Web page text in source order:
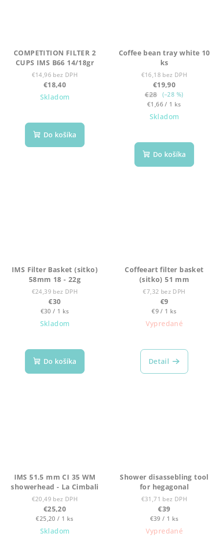
COMPETITION FILTER 2
CUPS IMS B66 14/18gr
€14,96 bez DPH
€18,40
Skladom
Do košíka
Coffee bean tray white 10
ks
€16,18 bez DPH
€19,90
€28
(–28 %)
Jednotková
cena:
€1,66 / 1 ks
Skladom
Do košíka
IMS Filter Basket (sitko)
58mm 18 - 22g
€24,39 bez DPH
€30
Jednotková
cena:
€30 / 1 ks
Skladom
hodnotenie
produktu
Do košíka
Coffeeart filter basket
(sitko) 51 mm
€7,32 bez DPH
€9
Jednotková
cena:
€9 / 1 ks
Vypredané
hodnotenie
produktu
Detail
IMS 51.5 mm CI 35 WM
showerhead - La Cimbali
€20,49 bez DPH
€25,20
Jednotková
cena:
€25,20 / 1 ks
Skladom
Shower disassebling tool
for hegagonal
€31,71 bez DPH
€39
Jednotková
cena:
€39 / 1 ks
Vypredané